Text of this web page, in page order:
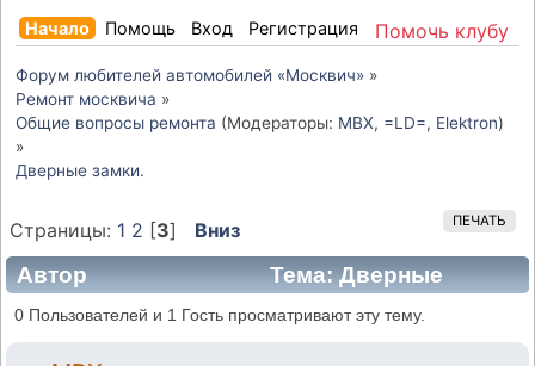
Помочь клубу
Начало Помощь Вход Регистрация
Форум любителей автомобилей «Москвич» »
Ремонт москвича »
Общие вопросы ремонта (Модераторы: MBX, =LD=, Elektron)
»
Дверные замки.
ПЕЧАТЬ
Страницы: 1 2 [3] Вниз
Автор
Тема: Дверные
замки. (Прочитано 15141 раз)
0 Пользователей и 1 Гость просматривают эту тему.